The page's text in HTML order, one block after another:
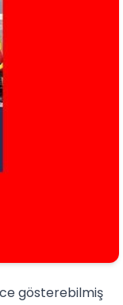
gösterebilmiş